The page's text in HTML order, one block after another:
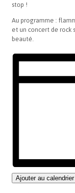
stop !
Au programme :
et un concert de rock
beauté.
Ajouter au calendrier